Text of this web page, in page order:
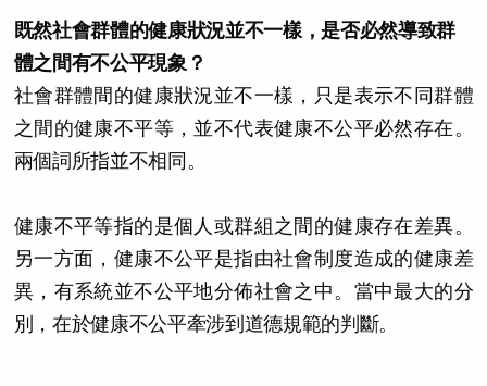
既然社會群體的健康狀況並不一樣，是否必然導致群
體之間有不公平現象？
社會群體間的健康狀況並不一樣，只是表示不同群體
之間的健康不平等，並不代表健康不公平必然存在。
兩個詞所指並不相同。
健康不平等指的是個人或群組之間的健康存在差異。
另一方面，健康不公平是指由社會制度造成的健康差
異，有系統並不公平地分佈社會之中。當中最大的分
別，在於健康不公平牽涉到道德規範的判斷。